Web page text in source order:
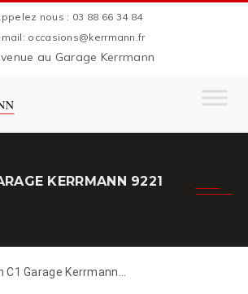
nous : 03 88 66 34 84
mail: occasions@kerrmann.fr
au Garage Kerrmann
KERRMANN 9221
C1 Garage Kerrmann...